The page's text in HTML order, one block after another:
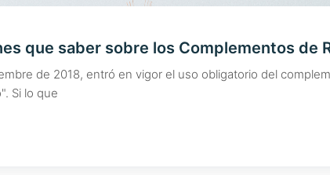
que saber sobre los Complementos de
de 2018, entró en vigor el uso obligatorio del
Si lo que